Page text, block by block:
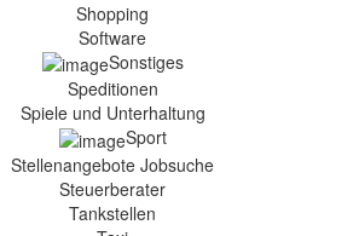
Shopping
Software
Sonstiges
Speditionen
Spiele und Unterhaltung
Sport
Stellenangebote Jobsuche
Steuerberater
Tankstellen